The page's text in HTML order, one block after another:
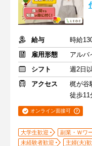
給与
時給
雇用形態
アルバ
シフト
週2日
アクセス
梶が谷
徒歩11
オンライン面接可
大学生歓迎 副業・Ｗワ
未経験者歓迎
主婦(夫)